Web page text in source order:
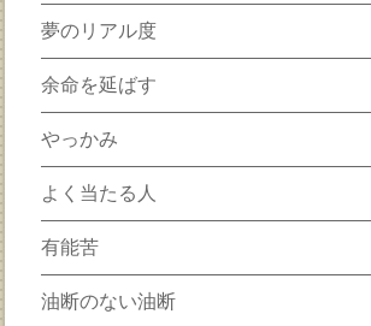
夢のリアル度
余命を延ばす
やっかみ
よく当たる人
有能苦
油断のない油断